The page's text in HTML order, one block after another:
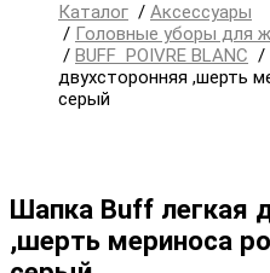
Каталог / Аксессуары
/ Головные уборы для
/ BUFF POIVRE BLANC /
двухсторонняя ,шерть
серый
Шапка Buff легкая
,шерть мериноса